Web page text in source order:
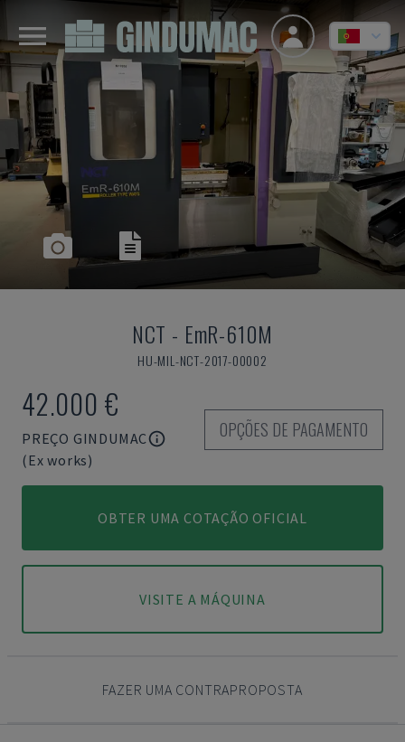
NCT - EmR-610M
HU-MIL-NCT-2017-00002
42.000 €
PREÇO GINDUMAC
(Ex works)
OPÇÕES DE PAGAMENTO
OBTER UMA COTAÇÃO OFICIAL
VISITE A MÁQUINA
FAZER UMA CONTRAPROPOSTA